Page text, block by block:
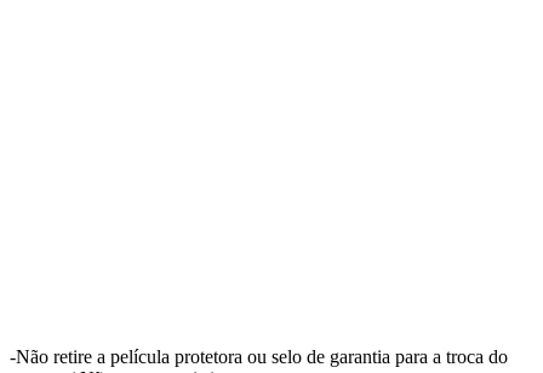
-Não retire a película protetora ou selo de garantia para a troca do